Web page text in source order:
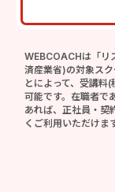
WEBCOACHは「リ
済産業省)の対象ス
とによって、受講料
可能です。在職者で
あれば、正社員・契
くご利用いただけま